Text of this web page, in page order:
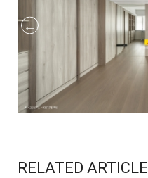
RELATED ARTICLE